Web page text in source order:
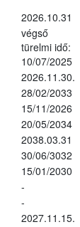
2026.10.31
végső
türelmi idő:
10/07/2025
2026.11.30.
28/02/2033
15/11/2026
20/05/2034
2038.03.31
30/06/3032
15/01/2030
-
-
2027.11.15.